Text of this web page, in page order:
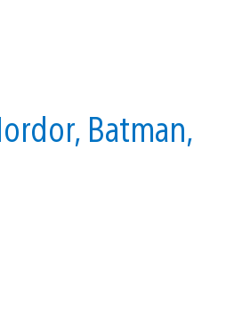
Batman,